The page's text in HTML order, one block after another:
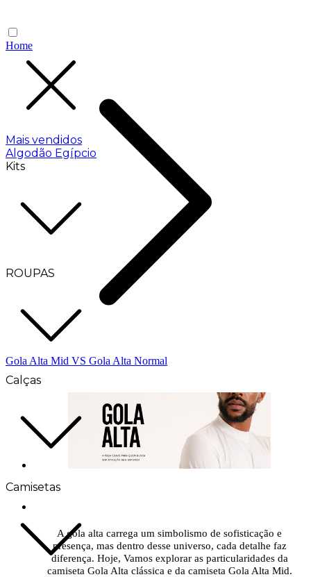
Mais vendidos
Algodão Egípcio
Kits
ROUPAS
Calças
Camisetas
Home
Gola Alta Mid VS Gola Alta Normal
A gola alta carrega um simbolismo de sofisticação e
presença, mas dentro desse universo, cada detalhe faz
diferença. Hoje, Vamos explorar as particularidades da
camiseta Gola Alta clássica e da camiseta Gola Alta Mid.